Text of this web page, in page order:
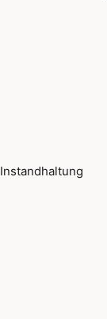
Instandhaltung